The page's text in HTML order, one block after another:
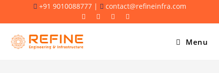
+91 9010088777 | contact@refineinfra.com
Menu